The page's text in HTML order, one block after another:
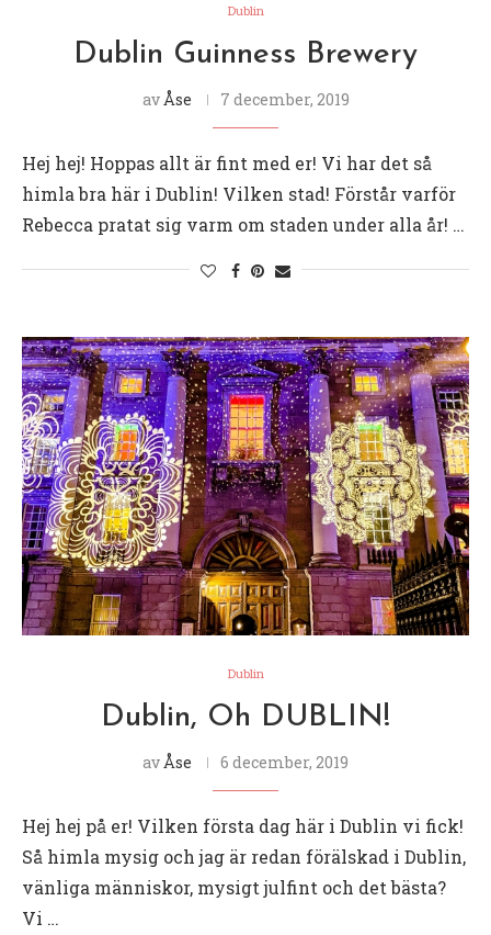
Dublin
Dublin Guinness Brewery
av Åse 7 december, 2019
Hej hej! Hoppas allt är fint med er! Vi har det så
himla bra här i Dublin! Vilken stad! Förstår varför
Rebecca pratat sig varm om staden under alla år! …
Dublin
Dublin, Oh DUBLIN!
av Åse 6 december, 2019
Hej hej på er! Vilken första dag här i Dublin vi fick!
Så himla mysig och jag är redan förälskad i Dublin,
vänliga människor, mysigt julfint och det bästa?
Vi …